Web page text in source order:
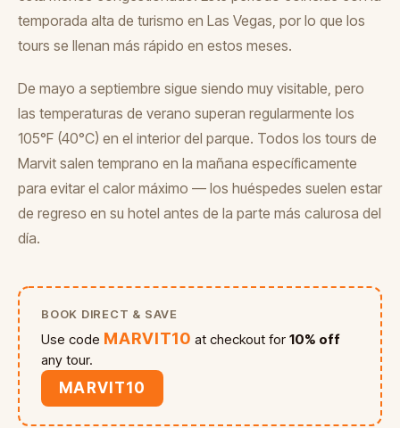
temporada alta de turismo en Las Vegas, por lo que los
tours se llenan más rápido en estos meses.
De mayo a septiembre sigue siendo muy visitable, pero
las temperaturas de verano superan regularmente los
105°F (40°C) en el interior del parque. Todos los tours de
Marvit salen temprano en la mañana específicamente
para evitar el calor máximo — los huéspedes suelen estar
de regreso en su hotel antes de la parte más calurosa del
día.
BOOK DIRECT & SAVE
Use code MARVIT10 at checkout for10% off
any tour.
MARVIT10